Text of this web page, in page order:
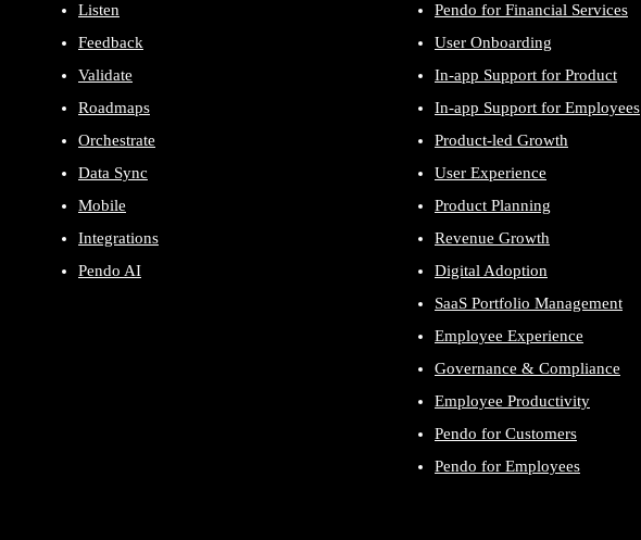
Listen
Feedback
Validate
Roadmaps
Orchestrate
Data Sync
Mobile
Integrations
Pendo AI
Pendo for Financial Services
User Onboarding
In-app Support for Product
In-app Support for Employees
Product-led Growth
User Experience
Product Planning
Revenue Growth
Digital Adoption
SaaS Portfolio Management
Employee Experience
Governance & Compliance
Employee Productivity
Pendo for Customers
Pendo for Employees